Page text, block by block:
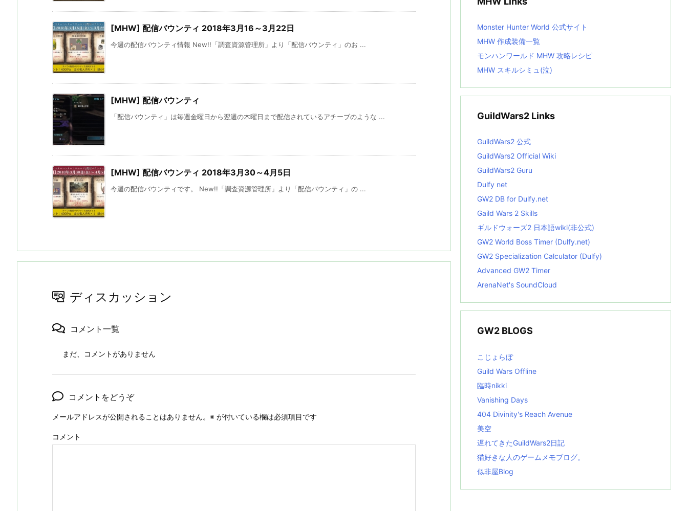
[MHW] 配信バウンティ 2018年3月16～3月22日
今週の配信バウンティ情報 New!!「調査資源管理所」より「配信バウンティ」のお ...
[MHW] 配信バウンティ
「配信バウンティ」は毎週金曜日から翌週の木曜日まで配信されているアチーブのような ...
[MHW] 配信バウンティ 2018年3月30～4月5日
今週の配信バウンティです。 New!!「調査資源管理所」より「配信バウンティ」の ...
ディスカッション
コメント一覧
まだ、コメントがありません
コメントをどうぞ
メールアドレスが公開されることはありません。 ※ が付いている欄は必須項目です
コメント
Monster Hunter World 公式サイト
MHW 作成装備一覧
モンハンワールド MHW 攻略レシピ
MHW スキルシミュ(泣)
GuildWars2 Links
GuildWars2 公式
GuildWars2 Official Wiki
GuildWars2 Guru
Dulfy net
GW2 DB for Dulfy.net
Gaild Wars 2 Skills
ギルドウォーズ2 日本語wiki(非公式)
GW2 World Boss Timer (Dulfy.net)
GW2 Specialization Calculator (Dulfy)
Advanced GW2 Timer
ArenaNet's SoundCloud
GW2 BLOGS
こじょらぼ
Guild Wars Offline
臨時nikki
Vanishing Days
404 Divinity's Reach Avenue
美空
遅れてきたGuildWars2日記
猫好きな人のゲームメモブログ。
似非屋Blog